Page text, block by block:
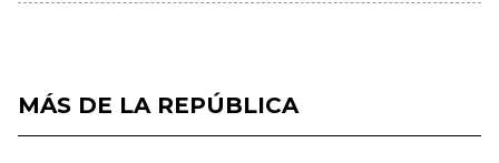
MÁS DE LA REPÚBLICA